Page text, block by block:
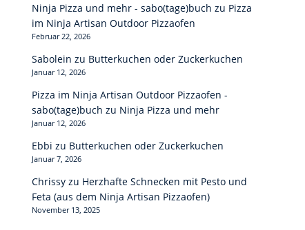
Ninja Pizza und mehr - sabo(tage)buch zu Pizza
im Ninja Artisan Outdoor Pizzaofen
Februar 22, 2026
Sabolein zu Butterkuchen oder Zuckerkuchen
Januar 12, 2026
Pizza im Ninja Artisan Outdoor Pizzaofen -
sabo(tage)buch zu Ninja Pizza und mehr
Januar 12, 2026
Ebbi zu Butterkuchen oder Zuckerkuchen
Januar 7, 2026
Chrissy zu Herzhafte Schnecken mit Pesto und
Feta (aus dem Ninja Artisan Pizzaofen)
November 13, 2025